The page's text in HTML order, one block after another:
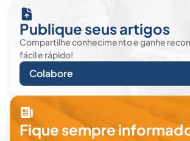
Publique seus artigos
Compartilhe conhecimento e ganhe
fácil e rápido!
Colabore
Fique sempre